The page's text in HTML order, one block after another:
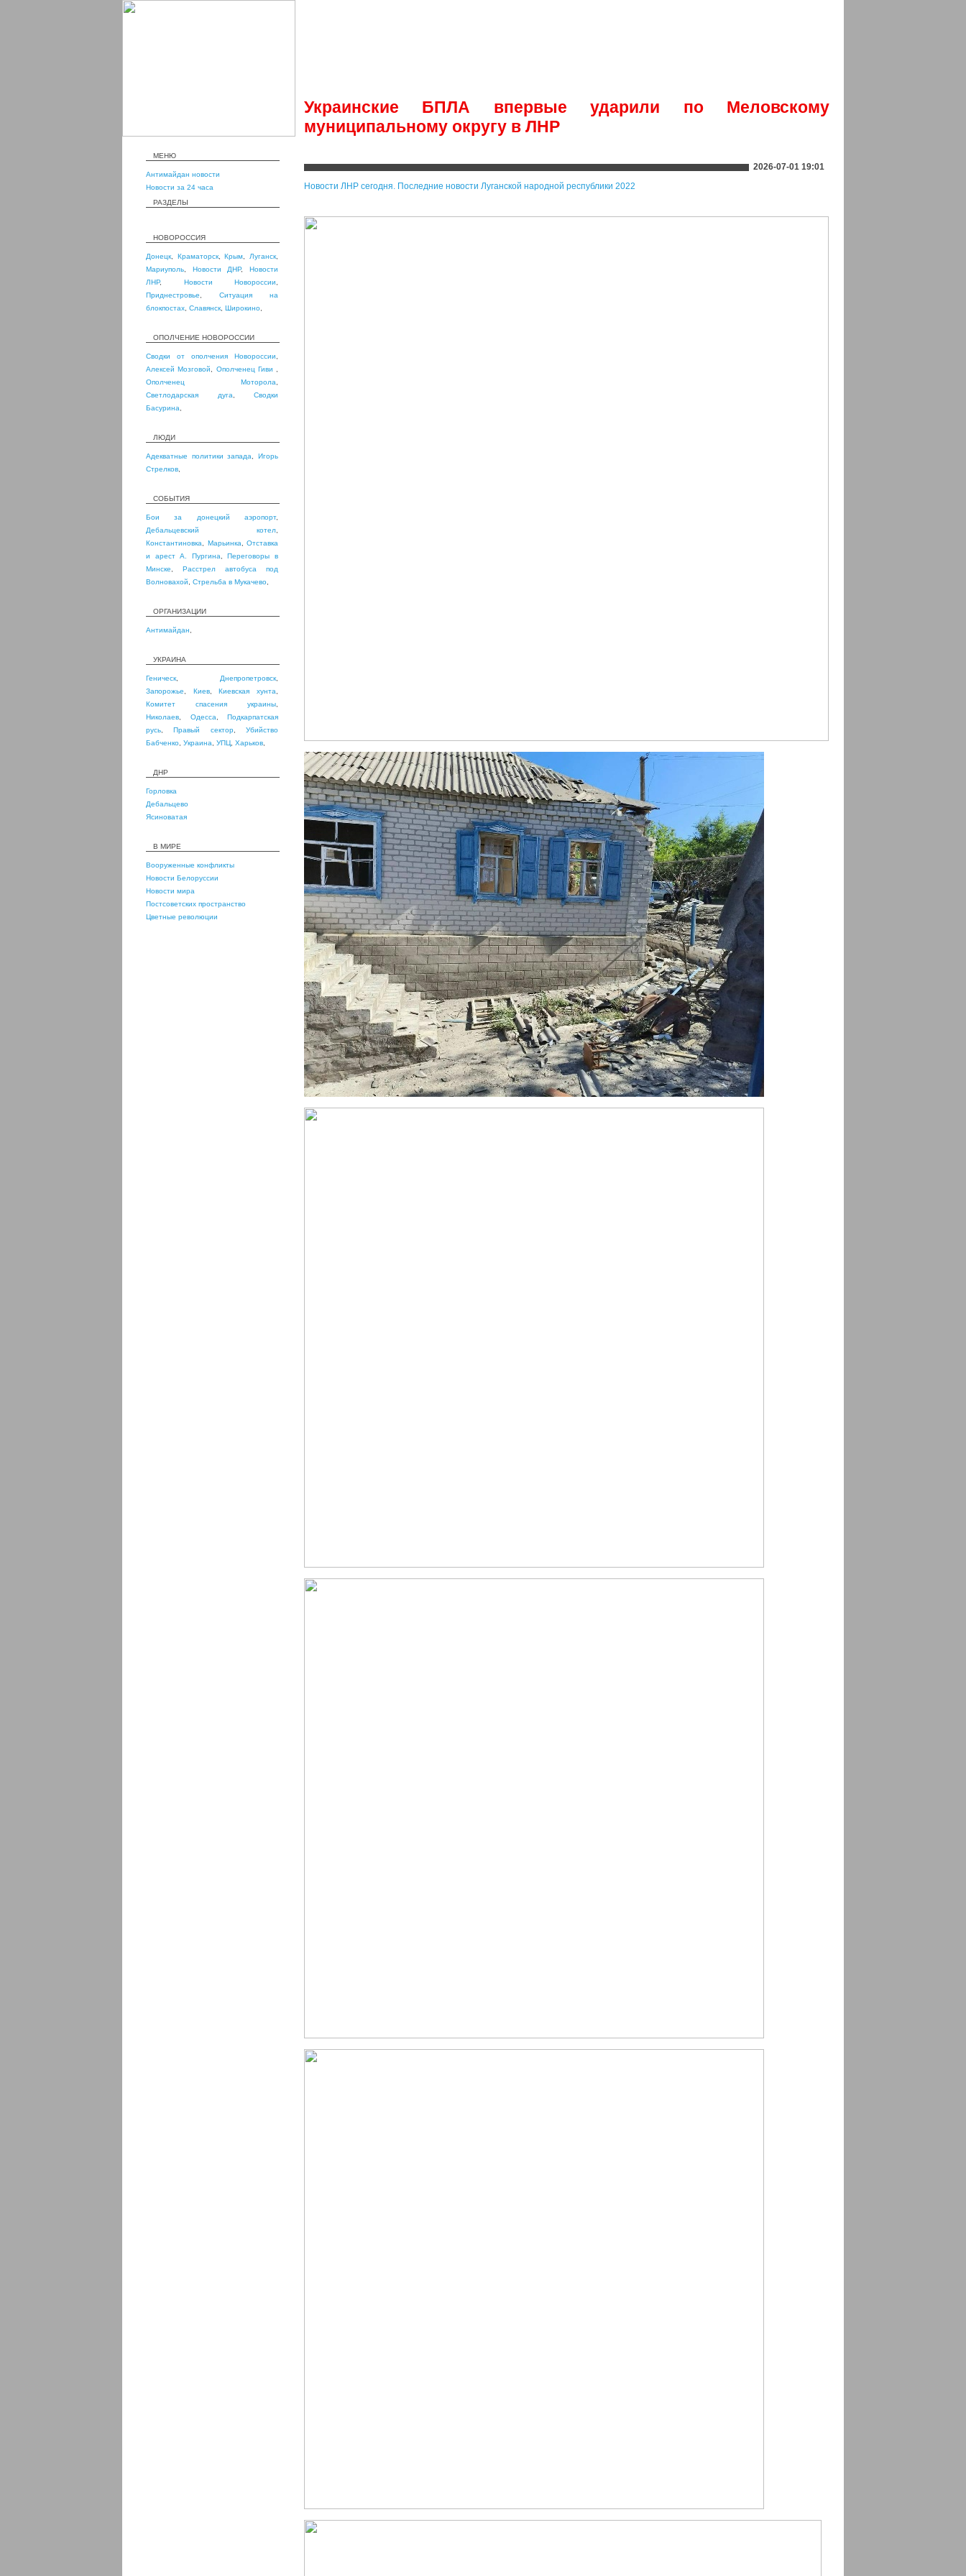
Украинские БПЛА впервые ударили по Меловскому
муниципальному округу в ЛНР
МЕНЮ
Антимайдан новости
Новости за 24 часа
РАЗДЕЛЫ
НОВОРОССИЯ
Донецк Краматорск,Крым Луганск
Мариуполь
Новости ДНР,Новости
ЛНР, Новости Новороссии
Приднестровье
Ситуация на
блокпостах Славянск Широкино
ОПОЛЧЕНИЕ НОВОРОССИИ
Сводки от ополчения Новороссии
Алексей Мозговой
Ополченец Гиви
Ополченец Моторола
Светлодарская дуга
Сводки
Басурина
ЛЮДИ
Адекватные политики запада ,Игорь
Стрелков
СОБЫТИЯ
Бои за донецкий аэропорт,
Дебальцевский котел
Константиновка
Марьинка
Отставка
и арест А. Пургина ,Переговоры в
Минске
Расстрел автобуса под
Волновахой
Стрельба в Мукачево
ОРГАНИЗАЦИИ
Антимайдан
УКРАИНА
Геническ Днепропетровск
Запорожье
Киев,Киевская хунта
Комитет спасения украины
Николаев
Одесса
Подкарпатская
русь ,Правый сектор,Убийство
Бабченко Украина УПЦ Харьков
ДНР
Горловка
Дебальцево
Ясиноватая
В МИРЕ
Вооруженные конфликты
Новости Белоруссии
Новости мира
Постсоветских пространство
Цветные революции
2026-07-01 19:01
Новости ЛНР сегодня. Последние новости Луганской народной республики 2022